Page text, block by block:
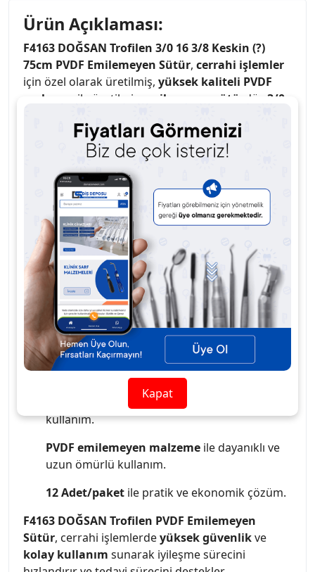
Ürün Açıklaması:
F4163 DOĞSAN Trofilen 3/0 16 3/8 Keskin (?)
75cm PVDF Emilemeyen Sütür, cerrahi işlemler
için özel olarak üretilmiş, yüksek kaliteli PVDF
malzeme
ile üretilmiş emilemeyen sütür dür. 3/0
özellikleriyle hassas dikiş uygulamaları sağlar.
Keskin uç (?), düzgün geçişler sağlayarak
dokularda minimum travma oluşturarak etkili
dikişler elde edilmesine olanak tanır.75cm
uzunluk, geniş alanlarda rahatça kullanım sağlar.
PVDF malzeme, sütürün dayanıklılığını artırır ve
cerrahi dikişlerde güvenlik sağlar.
özellik , sütürün uzun süreli işlevini korur ve
cerrahi işlemler sırasında güvenli kullanım sunar.
12 adet/paket
olarak sunulması, pratik ve
ekonomik çözüm sunar.
3/0 kalınlıkile hassas dikiş uygulamaları.
3/8 keskin uç (?)ile düzgün ve hassas dikiş
geçişi.
ile geniş alanlarda rahat
kullanım.
PVDF emilemeyen malzeme ile dayanıklı ve
uzun ömürlü kullanım.
12 Adet/paket ile pratik ve ekonomik çözüm.
F4163 DOĞSAN Trofilen PVDF Emilemeyen
Sütür, cerrahi işlemlerdeyüksek güvenlikve
kolay kullanım sunarak iyileşme sürecini
Kapat